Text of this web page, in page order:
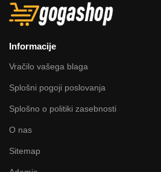
Informacije
Vračilo vašega blaga
Splošni pogoji poslovanja
Splošno o politiki zasebnosti
O nas
Sitemap